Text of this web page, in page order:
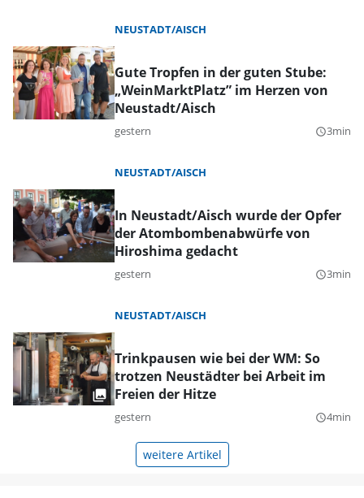
NEUSTADT/AISCH
Gute Tropfen in der guten Stube:
„WeinMarktPlatz” im Herzen von
Neustadt/Aisch
gestern query_builder3min
NEUSTADT/AISCH
In Neustadt/Aisch wurde der Opfer
der Atombombenabwürfe von
Hiroshima gedacht
gestern query_builder3min
NEUSTADT/AISCH
Trinkpausen wie bei der WM: So
trotzen Neustädter bei Arbeit im
Freien der Hitze
gestern query_builder4min
weitere Artikel